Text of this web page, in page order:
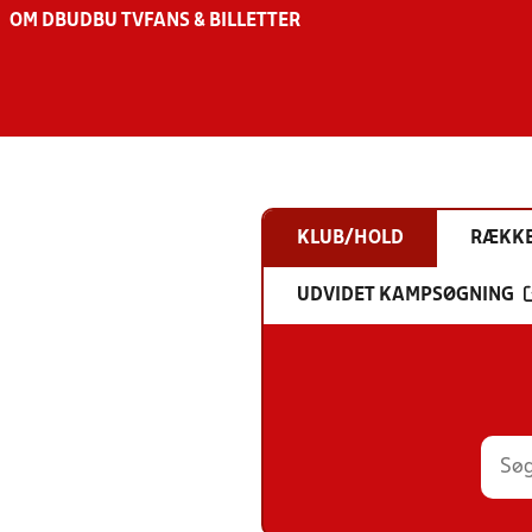
OM DBU DBU TV FANS & BILLETTER
KLUB/HOLD
UDVIDET KAMPSØGNING